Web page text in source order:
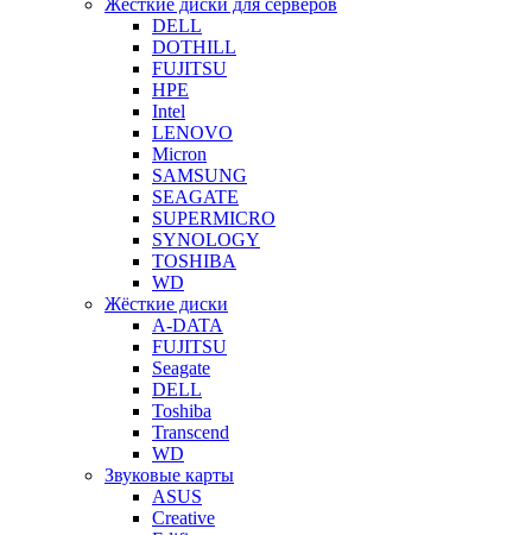
Жёсткие диски для серверов
DELL
DOTHILL
FUJITSU
HPE
Intel
LENOVO
Micron
SAMSUNG
SEAGATE
SUPERMICRO
SYNOLOGY
TOSHIBA
WD
Жёсткие диски
A-DATA
FUJITSU
Seagate
DELL
Toshiba
Transcend
WD
Звуковые карты
ASUS
Creative